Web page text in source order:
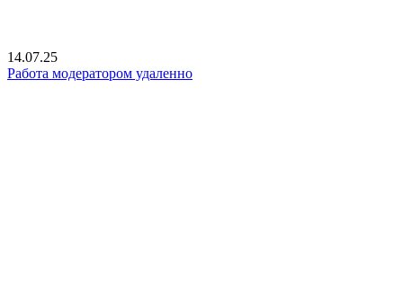
14.07.25
Работа модератором удаленно